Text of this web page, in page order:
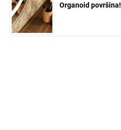
Organoid površina!